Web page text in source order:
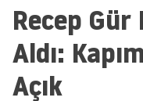
Recep Gür
Aldı:
Açık